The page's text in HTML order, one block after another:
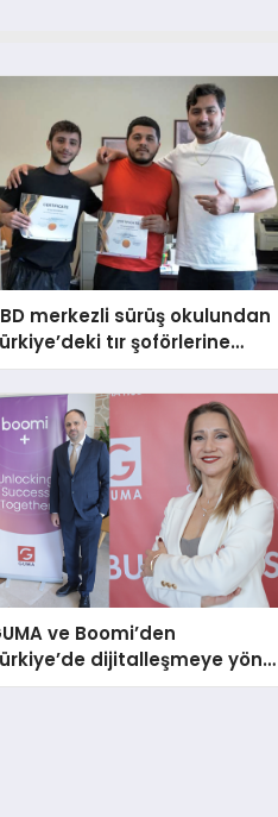
merkezli sürüş okulundan
tır şoförlerine
ve Boomi’den
dijitalleşmeye yön
stratejik ortaklık